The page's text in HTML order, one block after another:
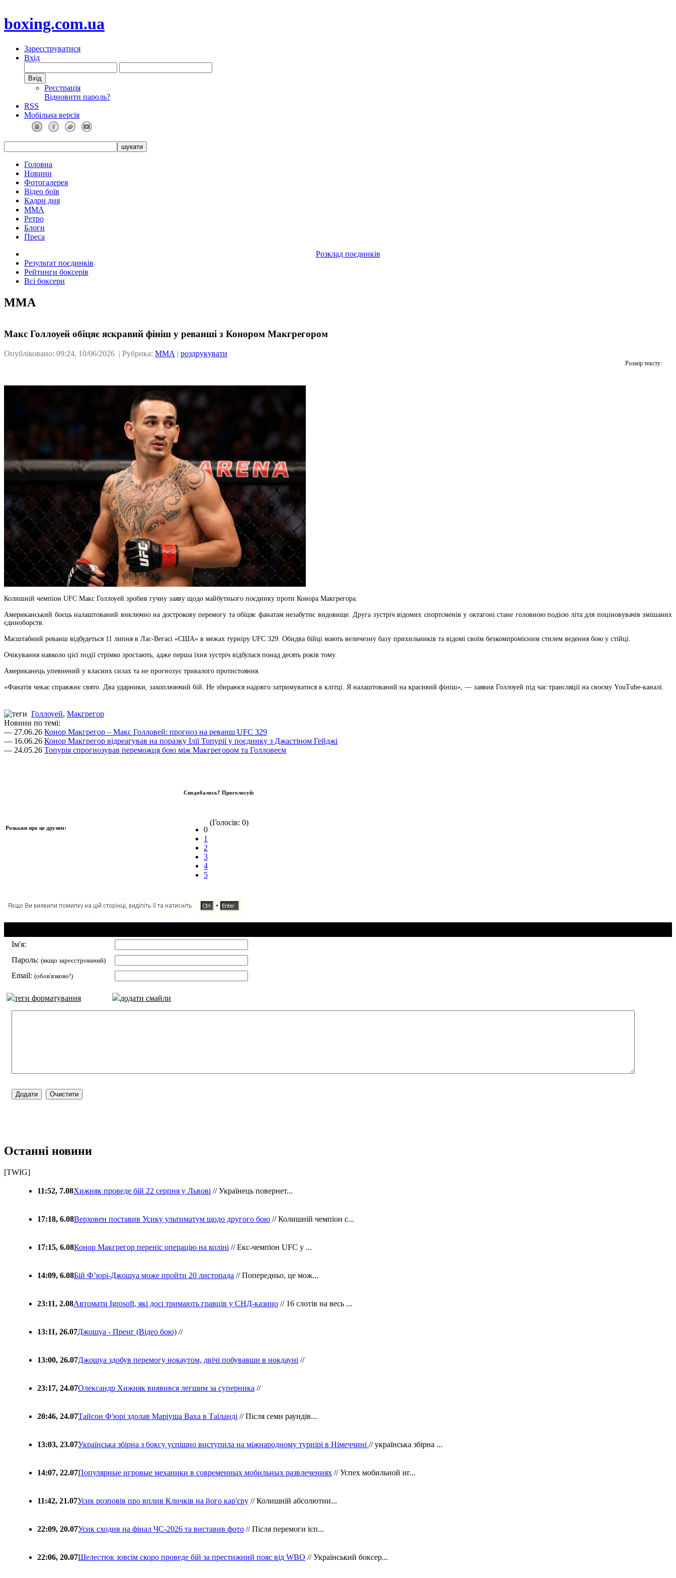
boxing.com.ua
Зареєструватися
Вхід
Реєстрація
Відновити пароль?
RSS
Мобільна версія
Головна
Новини
Фотогалерея
Відео боїв
Кадри дня
ММА
Ретро
Блоги
Преса
Розклад поєдинків
Результат поєдинків
Рейтинги боксерів
Всі боксери
ММА
Макс Голлоуей обіцяє яскравий фініш у реванші з Конором Макгрегором
Опубліковано: 09:24, 10/06/2026 | Рубрика: ММА | роздрукувати
Розмір тексту:
Колишній чемпіон UFC Макс Голлоуей зробив гучну заяву щодо майбутнього поєдинку проти Конора Макгрегора.
Американський боєць налаштований виключно на дострокову перемогу та обіцяє фанатам незабутнє видовище. Друга зустріч відомих спортсменів у октагоні стане головною подією літа для поціновувачів змішаних
єдиноборств.
Масштабний реванш відбудеться 11 липня в Лас-Вегасі «США» в межах турніру UFC 329. Обидва бійці мають величезну базу прихильників та відомі своїм безкомпромісним стилем ведення бою у стійці.
Очікування навколо цієї події стрімко зростають, адже перша їхня зустріч відбулася понад десять років тому.
Американець упевнений у власних силах та не прогнозує тривалого протистояння.
«Фанатів чекає справжнє свято. Два ударники, захоплюючий бій. Не збираюся надовго затримуватися в клітці. Я налаштований на красивий фініш», — заявив Голлоуей під час трансляції на своєму YouTube-каналі.
Голлоуей, Макгрегор
Новини по темі:
— 27.06.26 Конор Макгрегор – Макс Голловей: прогноз на реванш UFC 329
— 16.06.26 Конор Макгрегор відреагував на поразку Ілії Топурії у поєдинку з Джастіном Гейджі
— 24.05.26 Топурія спрогнозував переможця бою між Макгрегором та Голловеєм
Розкажи про це друзям:
Сподобалось? Проголосуй:
0
1
2
3
4
5
(Голосів: 0)
Ім'я:
Пароль: (якщо зареєстрований)
Email: (обов'язково!)
теги форматування додати смайли
Останні новини
[TWIG]
11:52, 7.08Хижняк проведе бій 22 серпня у Львові // Українець повернет...
17:18, 6.08Верховен поставив Усику ультиматум щодо другого бою // Колишній чемпіон с...
17:15, 6.08Конор Макгрегор переніс операцію на коліні // Екс-чемпіон UFC у ...
14:09, 6.08Бій Ф’юрі-Джошуа може пройти 20 листопада // Попередньо, це мож...
23:11, 2.08Автомати Igrosoft, які досі тримають гравців у СНД-казино // 16 слотів на весь ...
13:11, 26.07Джошуа - Пренг (Відео бою) //
13:00, 26.07Джошуа здобув перемогу нокаутом, двічі побувавши в нокдауні //
23:17, 24.07Олександр Хижняк виявився легшим за суперника //
20:46, 24.07Тайсон Ф'юрі здолав Маріуша Ваха в Таїланді // Після семи раундів...
13:03, 23.07Українська збірна з боксу успішно виступила на міжнародному турнірі в Німеччині // українська збірна ...
14:07, 22.07Популярные игровые механики в современных мобильных развлечениях // Успех мобильной иг...
11:42, 21.07Усик розповів про вплив Кличків на його кар'єру // Колишній абсолютни...
22:09, 20.07Усик сходив на фінал ЧС-2026 та виставив фото // Після перемоги ісп...
22:06, 20.07Шелестюк зовсім скоро проведе бій за престижний пояс від WBO // Український боксер...